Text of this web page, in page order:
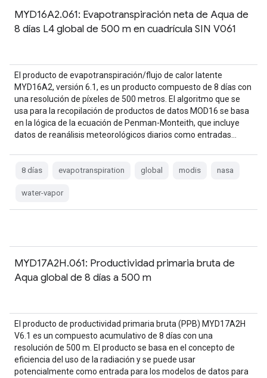
MYD16A2.061: Evapotranspiración neta de Aqua de
8 días L4 global de 500 m en cuadrícula SIN V061
El producto de evapotranspiración/flujo de calor latente
MYD16A2, versión 6.1, es un producto compuesto de 8 días con
una resolución de píxeles de 500 metros. El algoritmo que se
usa para la recopilación de productos de datos MOD16 se basa
en la lógica de la ecuación de Penman-Monteith, que incluye
datos de reanálisis meteorológicos diarios como entradas…
8 días evapotranspiration global modis nasa
water-vapor
MYD17A2H.061: Productividad primaria bruta de
Aqua global de 8 días a 500 m
El producto de productividad primaria bruta (PPB) MYD17A2H
V6.1 es un compuesto acumulativo de 8 días con una
resolución de 500 m. El producto se basa en el concepto de
eficiencia del uso de la radiación y se puede usar
potencialmente como entrada para los modelos de datos para